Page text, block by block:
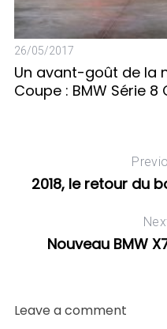
26/05/2017
Un avant-goût de la
Coupe : BMW Série 8
2018, le retour du
Nouveau BMW
Leave a comment